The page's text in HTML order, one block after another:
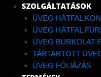
SZOLGÁLTATÁSOK
ÜVEG HÁTFAL
ÜVEG HÁTFAL
ÜVEG BURKOLAT
TÁBTARTOTT
ÜVEG FÓLIÁZÁS
Menü